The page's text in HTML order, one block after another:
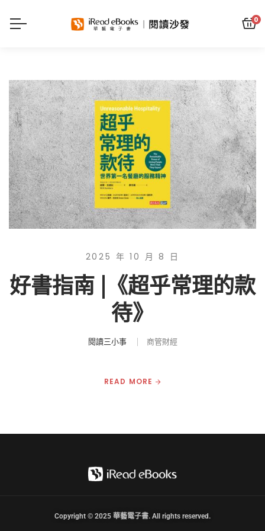
0
2025 年 10 月 8 日
好書指南 |《超乎常理的款
待》
閱讀三小事 商管財經
READ MORE
Copyright © 2025 華藝電子書. All rights reserved.